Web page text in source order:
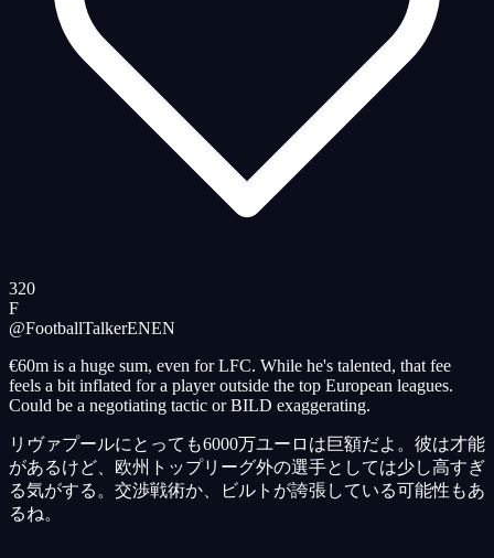
320
F
@FootballTalkerENEN
€60m is a huge sum, even for LFC. While he's talented, that fee
feels a bit inflated for a player outside the top European leagues.
Could be a negotiating tactic or BILD exaggerating.
リヴァプールにとっても6000万ユーロは巨額だよ。彼は才能
があるけど、欧州トップリーグ外の選手としては少し高すぎ
る気がする。交渉戦術か、ビルトが誇張している可能性もあ
るね。